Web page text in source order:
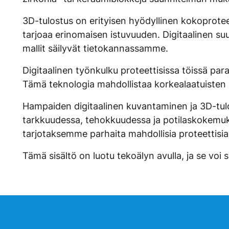
3D-tulostus on erityisen hyödyllinen
tarjoaa erinomaisen istuvuuden. Digitaalinen
mallit säilyvät tietokannassamme.
Digitaalinen työnkulku proteettisissa töissä
Tämä teknologia mahdollistaa
Hampaiden digitaalinen kuvantaminen ja 3D-
tarkkuudessa, tehokkuudessa ja
tarjotaksemme parhaita mahdollisia
Tämä sisältö on luotu tekoälyn avulla, ja se voi